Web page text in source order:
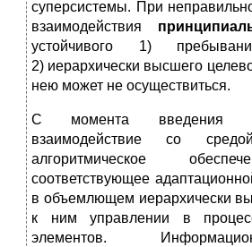
суперсистемы. При
взаимодействия
устойчивого 1)
2) иерархически высшего
нею может не осуществиться.
С момента введения
взаимодействие со
алгоритмическое
соответствующее
в объемлющем иерархически
к ним управлении в
элементов.